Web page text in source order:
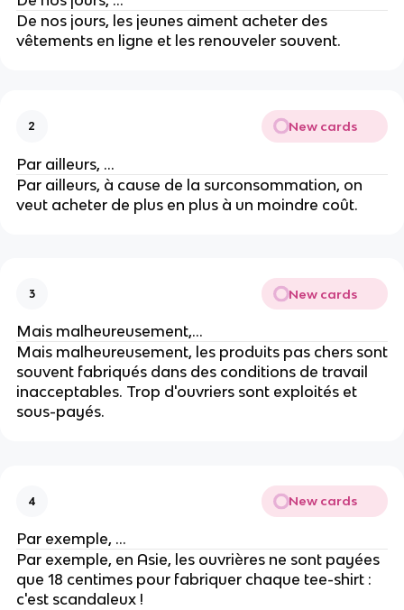
De nos jours, les jeunes aiment acheter des
vêtements en ligne et les renouveler souvent.
2 New cards
Par ailleurs, ...
Par ailleurs, à cause de la surconsommation, on
veut acheter de plus en plus à un moindre coût.
3 New cards
Mais malheureusement,...
Mais malheureusement, les produits pas chers sont
souvent fabriqués dans des conditions de travail
inacceptables. Trop d'ouvriers sont exploités et
sous-payés.
4 New cards
Par exemple, ...
Par exemple, en Asie, les ouvrières ne sont payées
que 18 centimes pour fabriquer chaque tee-shirt :
c'est scandaleux !